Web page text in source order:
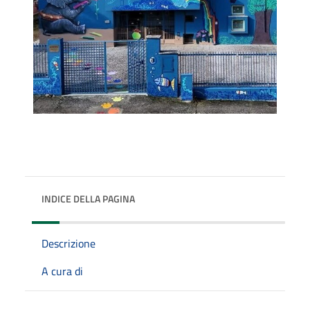
INDICE DELLA PAGINA
Descrizione
A cura di